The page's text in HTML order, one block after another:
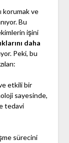
korumak ve
Bu
işini
daha
Peki, bu
etkili bir
sayesinde,
tedavi
sürecini